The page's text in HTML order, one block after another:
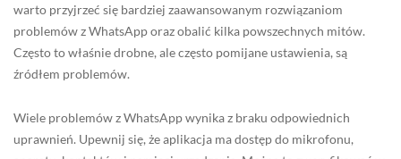
warto przyjrzeć się bardziej zaawansowanym rozwiązaniom
problemów z WhatsApp oraz obalić kilka powszechnych mitów.
Często to właśnie drobne, ale często pomijane ustawienia, są
źródłem problemów.
Wiele problemów z WhatsApp wynika z braku odpowiednich
uprawnień. Upewnij się, że aplikacja ma dostęp do mikrofonu,